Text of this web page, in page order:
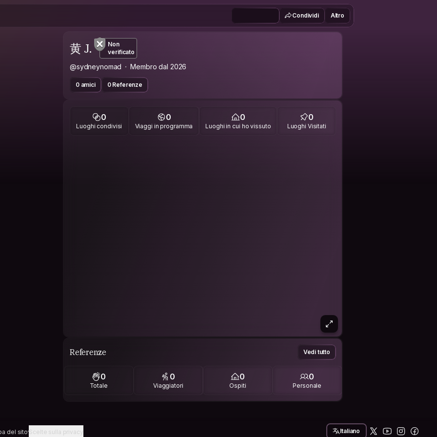
Condividi Altro
黄 J.
Non
verificato
@sydneynomad Membro dal 2026
0 amici 0 Referenze
0
Luoghi condivisi
0
Viaggi in programma
0
Luoghi in cui ho vissuto
0
Luoghi Visitati
Referenze Vedi tutto
0
Totale
0
Viaggiatori
0
Ospiti
0
Personale
del sitoScelte sulla privacy Italiano